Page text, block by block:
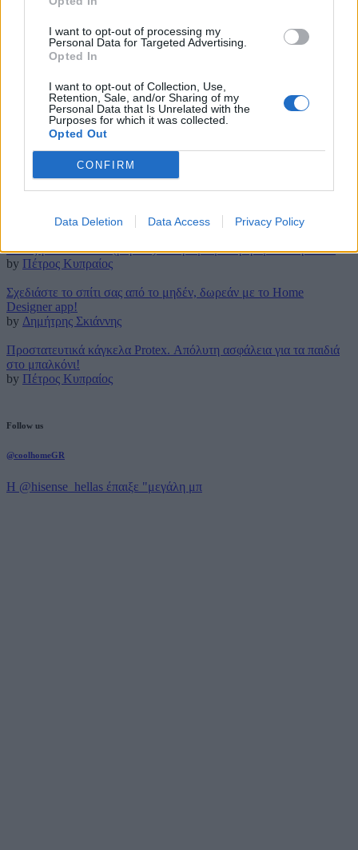
I want to opt-out of processing my
Personal Data for Targeted Advertising.
Opted In
I want to opt-out of Collection, Use,
Retention, Sale, and/or Sharing of my
Personal Data that Is Unrelated with the
Purposes for which it was collected.
Opted Out
CONFIRM
Data Deletion Data Access Privacy Policy
Τα οφέλη για τους άντρες που μοιράζονται τις δουλειές του
Σε πολλά νοικοκυριά, ο καταμερισμός της εργασίας όσον αφορά τις
δουλειές του σπιτιού παραδοσιακά έπεφτε στις γυναίκες να …
4 Μαΐου 2023
Μάρθα Κατσαρού
Τέλος για πάντα στο (βαρετό) σιδέρωμα με την ρομποτική Effie!
by Πέτρος Κυπραίος
Σχεδιάστε το σπίτι σας από το μηδέν, δωρεάν με το Home
Designer app!
by Δημήτρης Σκιάννης
Προστατευτικά κάγκελα Protex. Απόλυτη ασφάλεια για τα παιδιά
στο μπαλκόνι!
by Πέτρος Κυπραίος
Follow us
@coolhomeGR
Η @hisense_hellas έπαιξε "μεγάλη μπ